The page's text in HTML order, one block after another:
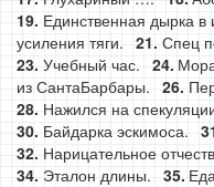
Единственная дырка в
усиления тяги.
Спец
Учебный час.
из СантаБарбары.
Нажился на
Байдарка эскимоса.
Нарицательное
Эталон длины.